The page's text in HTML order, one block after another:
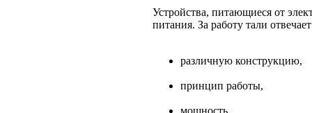
Устройства, питающиеся от
питания. За работу тали
различную конструкцию,
принцип работы,
мощность.